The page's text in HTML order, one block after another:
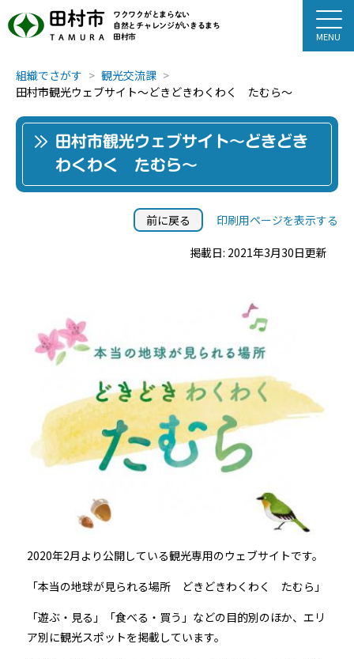
田村市
TAMURA
ワクワクがとまらない
自然とチャレンジがいきるまち
田村市
組織でさがす
観光交流課
田村市観光ウェブサイト～どきどきわくわく たむら～
田村市観光ウェブサイト～どきどき
わくわく たむら～
前に戻る 印刷用ページを表示する
掲載日: 2021年3月30日更新
2020年2月より公開している観光専用のウェブサイトです。
「本当の地球が見られる場所 どきどきわくわく たむら」
「遊ぶ・見る」「食べる・買う」などの目的別のほか、エリ
ア別に観光スポットを掲載しています。